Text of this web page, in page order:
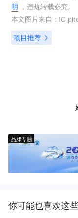
明 ，违规转载必究。
本文图片来自： IC
项目推荐
品牌专题
你可能也喜欢这